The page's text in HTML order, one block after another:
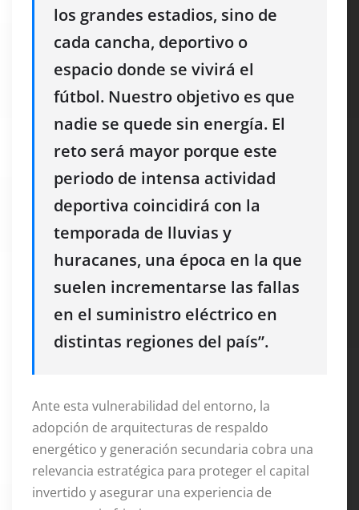
los grandes estadios, sino de
cada cancha, deportivo o
espacio donde se vivirá el
fútbol. Nuestro objetivo es que
nadie se quede sin energía. El
reto será mayor porque este
periodo de intensa actividad
deportiva coincidirá con la
temporada de lluvias y
huracanes, una época en la que
suelen incrementarse las fallas
en el suministro eléctrico en
distintas regiones del país”.
Ante esta vulnerabilidad del entorno, la
adopción de arquitecturas de respaldo
energético y generación secundaria cobra una
relevancia estratégica para proteger el capital
invertido y asegurar una experiencia de